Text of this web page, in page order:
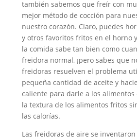
también sabemos que freír con
mejor método de cocción para
nuestro corazón. Claro, puedes
y otros favoritos fritos en el horno
la comida sabe tan bien como
freidora normal, ¡pero sabes que
freidoras resuelven el problema
pequeña cantidad de aceite y
caliente para darle a los alimentos
la textura de los alimentos fritos
las calorías.
Las freidoras de aire se